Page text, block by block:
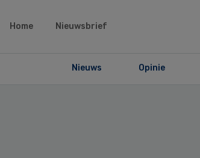
Home Nieuwsbrief
Nieuws Opinie